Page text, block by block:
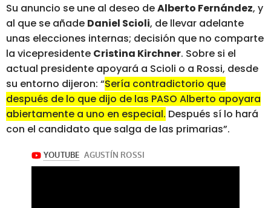
Su anuncio se une al deseo deAlberto Fernández, y
al que se añade Daniel Scioli, de llevar adelante
unas elecciones internas; decisión que no comparte
la vicepresidente Cristina Kirchner. Sobre si el
actual presidente apoyará a Scioli o a Rossi, desde
su entorno dijeron: “Sería contradictorio que
después de lo que dijo de las PASO Alberto apoyara
abiertamente a uno en especial. Después sí lo hará
con el candidato que salga de las primarias”.